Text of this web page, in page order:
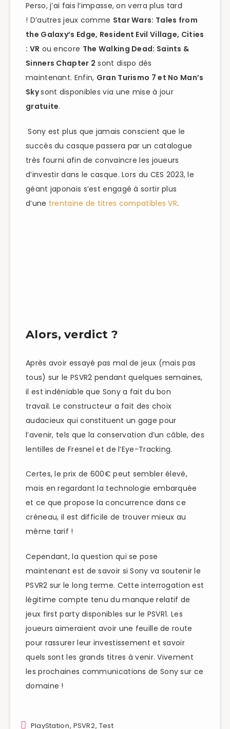
Perso, j’ai fais l’impasse, on verra plus tard
! D’autres jeux comme Star Wars: Tales from
the Galaxy’s Edge, Resident Evil Village, Cities
: VR ou encore The Walking Dead: Saints &
Sinners Chapter 2 sont dispo dés
maintenant. Enfin, Gran Turismo 7 et No Man’s
Skysont disponibles via une mise à jour
gratuite.
Sony est plus que jamais conscient que le
succès du casque passera par un catalogue
très fourni afin de convaincre les joueurs
d’investir dans le casque. Lors du CES 2023, le
géant japonais s’est engagé à sortir plus
d’une trentaine de titres compatibles VR.
Alors, verdict ?
Après avoir essayé pas mal de jeux (mais pas
tous) sur le PSVR2 pendant quelques semaines,
il est indéniable que Sony a fait du bon
travail. Le constructeur a fait des choix
audacieux qui constituent un gage pour
l’avenir, tels que la conservation d’un câble, des
lentilles de Fresnel et de l’Eye-Tracking.
Certes, le prix de 600€ peut sembler élevé,
mais en regardant la technologie embarquée
et ce que propose la concurrence dans ce
créneau, il est difficile de trouver mieux au
même tarif !
Cependant, la question qui se pose
maintenant est de savoir si Sony va soutenir le
PSVR2 sur le long terme. Cette interrogation est
légitime compte tenu du manque relatif de
jeux first party disponibles sur le PSVR1. Les
joueurs aimeraient avoir une feuille de route
pour rassurer leur investissement et savoir
quels sont les grands titres à venir. Vivement
les prochaines communications de Sony sur ce
domaine !
PlayStation, PSVR2, Test